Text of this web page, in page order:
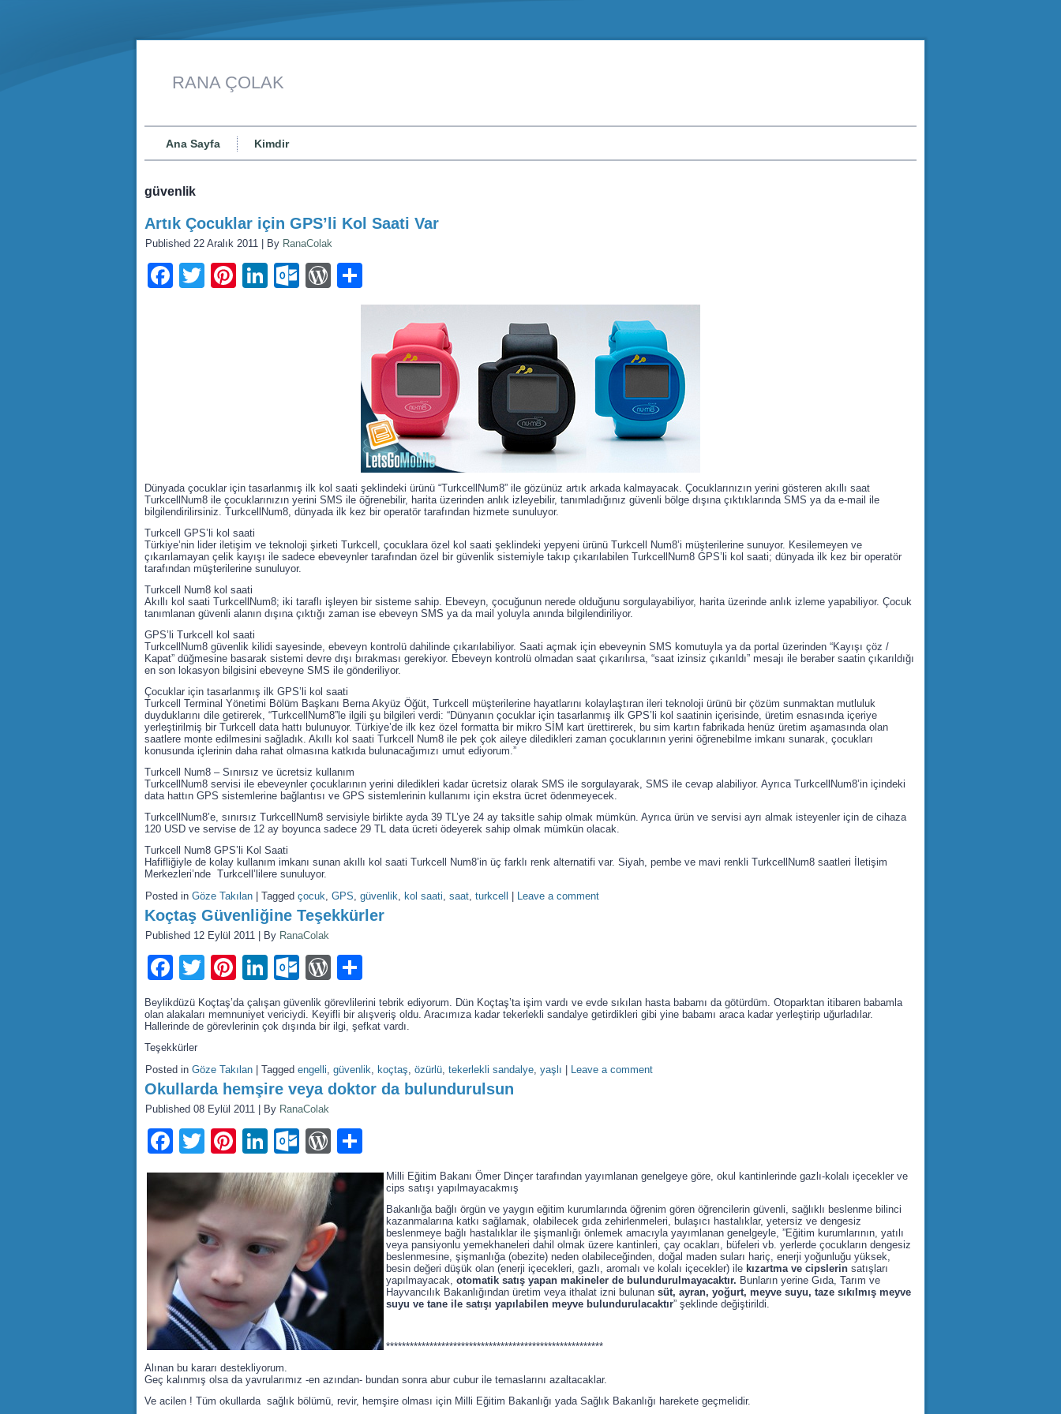
RANA ÇOLAK
Ana Sayfa Kimdir
güvenlik
Artık Çocuklar için GPS’li Kol Saati Var
Published 22 Aralık 2011 By RanaColak
Facebook
TwitterPinterest
LinkedIn
Outlook.com
WordPress
Dünyada çocuklar için tasarlanmış ilk kol saati şeklindeki ürünü “TurkcellNum8” ile gözünüz artık arkada kalmayacak. Çocuklarınızın yerini gösteren akıllı saat
TurkcellNum8 ile çocuklarınızın yerini SMS ile öğrenebilir, harita üzerinden anlık izleyebilir, tanımladığınız güvenli bölge dışına çıktıklarında SMS ya da e-mail ile
bilgilendirilirsiniz. TurkcellNum8, dünyada ilk kez bir operatör tarafından hizmete sunuluyor.
Turkcell GPS’li kol saati
Türkiye’nin lider iletişim ve teknoloji şirketi Turkcell, çocuklara özel kol saati şeklindeki yepyeni ürünü Turkcell Num8’i müşterilerine sunuyor. Kesilemeyen ve
çıkarılamayan çelik kayışı ile sadece ebeveynler tarafından özel bir güvenlik sistemiyle takıp çıkarılabilen TurkcellNum8 GPS’li kol saati; dünyada ilk kez bir operatör
tarafından müşterilerine sunuluyor.
Turkcell Num8 kol saati
Akıllı kol saati TurkcellNum8; iki taraflı işleyen bir sisteme sahip. Ebeveyn, çocuğunun nerede olduğunu sorgulayabiliyor, harita üzerinde anlık izleme yapabiliyor. Çocuk
tanımlanan güvenli alanın dışına çıktığı zaman ise ebeveyn SMS ya da mail yoluyla anında bilgilendiriliyor.
GPS’li Turkcell kol saati
TurkcellNum8 güvenlik kilidi sayesinde, ebeveyn kontrolü dahilinde çıkarılabiliyor. Saati açmak için ebeveynin SMS komutuyla ya da portal üzerinden “Kayışı çöz /
Kapat” düğmesine basarak sistemi devre dışı bırakması gerekiyor. Ebeveyn kontrolü olmadan saat çıkarılırsa, “saat izinsiz çıkarıldı” mesajı ile beraber saatin çıkarıldığı
en son lokasyon bilgisini ebeveyne SMS ile gönderiliyor.
Çocuklar için tasarlanmış ilk GPS’li kol saati
Turkcell Terminal Yönetimi Bölüm Başkanı Berna Akyüz Öğüt, Turkcell müşterilerine hayatlarını kolaylaştıran ileri teknoloji ürünü bir çözüm sunmaktan mutluluk
duyduklarını dile getirerek, “TurkcellNum8”le ilgili şu bilgileri verdi: “Dünyanın çocuklar için tasarlanmış ilk GPS’li kol saatinin içerisinde, üretim esnasında içeriye
yerleştirilmiş bir Turkcell data hattı bulunuyor. Türkiye’de ilk kez özel formatta bir mikro SİM kart ürettirerek, bu sim kartın fabrikada henüz üretim aşamasında olan
saatlere monte edilmesini sağladık. Akıllı kol saati Turkcell Num8 ile pek çok aileye diledikleri zaman çocuklarının yerini öğrenebilme imkanı sunarak, çocukları
konusunda içlerinin daha rahat olmasına katkıda bulunacağımızı umut ediyorum.”
Turkcell Num8 – Sınırsız ve ücretsiz kullanım
TurkcellNum8 servisi ile ebeveynler çocuklarının yerini diledikleri kadar ücretsiz olarak SMS ile sorgulayarak, SMS ile cevap alabiliyor. Ayrıca TurkcellNum8’in içindeki
data hattın GPS sistemlerine bağlantısı ve GPS sistemlerinin kullanımı için ekstra ücret ödenmeyecek.
TurkcellNum8’e, sınırsız TurkcellNum8 servisiyle birlikte ayda 39 TL’ye 24 ay taksitle sahip olmak mümkün. Ayrıca ürün ve servisi ayrı almak isteyenler için de cihaza
120 USD ve servise de 12 ay boyunca sadece 29 TL data ücreti ödeyerek sahip olmak mümkün olacak.
Turkcell Num8 GPS’li Kol Saati
Hafifliğiyle de kolay kullanım imkanı sunan akıllı kol saati Turkcell Num8’in üç farklı renk alternatifi var. Siyah, pembe ve mavi renkli TurkcellNum8 saatleri İletişim
Merkezleri’nde Turkcell’lilere sunuluyor.
Posted in Göze Takılan Tagged çocuk, GPS, güvenlik, kol saati, saat, turkcell Leave a comment
Koçtaş Güvenliğine Teşekkürler
Published 12 Eylül 2011 By RanaColak
Facebook
TwitterPinterest
LinkedIn
Outlook.com
WordPress
Beylikdüzü Koçtaş’da çalışan güvenlik görevlilerini tebrik ediyorum. Dün Koçtaş’ta işim vardı ve evde sıkılan hasta babamı da götürdüm. Otoparktan itibaren babamla
olan alakaları memnuniyet vericiydi. Keyifli bir alışveriş oldu. Aracımıza kadar tekerlekli sandalye getirdikleri gibi yine babamı araca kadar yerleştirip uğurladılar.
Hallerinde de görevlerinin çok dışında bir ilgi, şefkat vardı.
Teşekkürler
Posted in Göze Takılan Tagged engelli, güvenlik, koçtaş, özürlü, tekerlekli sandalye, yaşlı Leave a comment
Okullarda hemşire veya doktor da bulundurulsun
Published 08 Eylül 2011 By RanaColak
Facebook
TwitterPinterest
LinkedIn
Outlook.com
WordPress
Milli Eğitim Bakanı Ömer Dinçer tarafından yayımlanan genelgeye göre, okul kantinlerinde gazlı-kolalı içecekler ve
cips satışı yapılmayacakmış
Bakanlığa bağlı örgün ve yaygın eğitim kurumlarında öğrenim gören öğrencilerin güvenli, sağlıklı beslenme bilinci
kazanmalarına katkı sağlamak, olabilecek gıda zehirlenmeleri, bulaşıcı hastalıklar, yetersiz ve dengesiz
beslenmeye bağlı hastalıklar ile şişmanlığı önlemek amacıyla yayımlanan genelgeyle, ”Eğitim kurumlarının, yatılı
veya pansiyonlu yemekhaneleri dahil olmak üzere kantinleri, çay ocakları, büfeleri vb. yerlerde çocukların dengesiz
beslenmesine, şişmanlığa (obezite) neden olabileceğinden, doğal maden suları hariç, enerji yoğunluğu yüksek,
besin değeri düşük olan (enerji içecekleri, gazlı, aromalı ve kolalı içecekler) ile kızartma ve cipslerin satışları
yapılmayacak, otomatik satış yapan makineler de bulundurulmayacaktır. Bunların yerine Gıda, Tarım ve
Hayvancılık Bakanlığından üretim veya ithalat izni bulunan süt, ayran, yoğurt, meyve suyu, taze sıkılmış meyve
suyu ve tane ile satışı yapılabilen meyve bulundurulacaktır” şeklinde değiştirildi.
*******************************************************
Alınan bu kararı destekliyorum.
Geç kalınmış olsa da yavrularımız -en azından- bundan sonra abur cubur ile temaslarını azaltacaklar.
Ve acilen ! Tüm okullarda sağlık bölümü, revir, hemşire olması için Milli Eğitim Bakanlığı yada Sağlık Bakanlığı harekete geçmelidir.